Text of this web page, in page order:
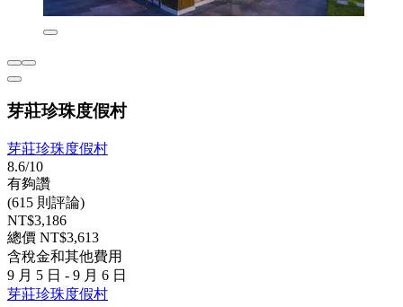
芽莊珍珠度假村
芽莊珍珠度假村
8.6/10
有夠讚
(615 則評論)
NT$3,186
總價 NT$3,613
含稅金和其他費用
9 月 5 日 - 9 月 6 日
芽莊珍珠度假村